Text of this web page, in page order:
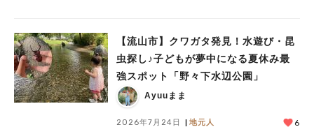
【流山市】クワガタ発見！水遊び・昆
虫探し♪子どもが夢中になる夏休み最
強スポット「野々下水辺公園」
Ayuuまま
2026年7月24日 地元人 6